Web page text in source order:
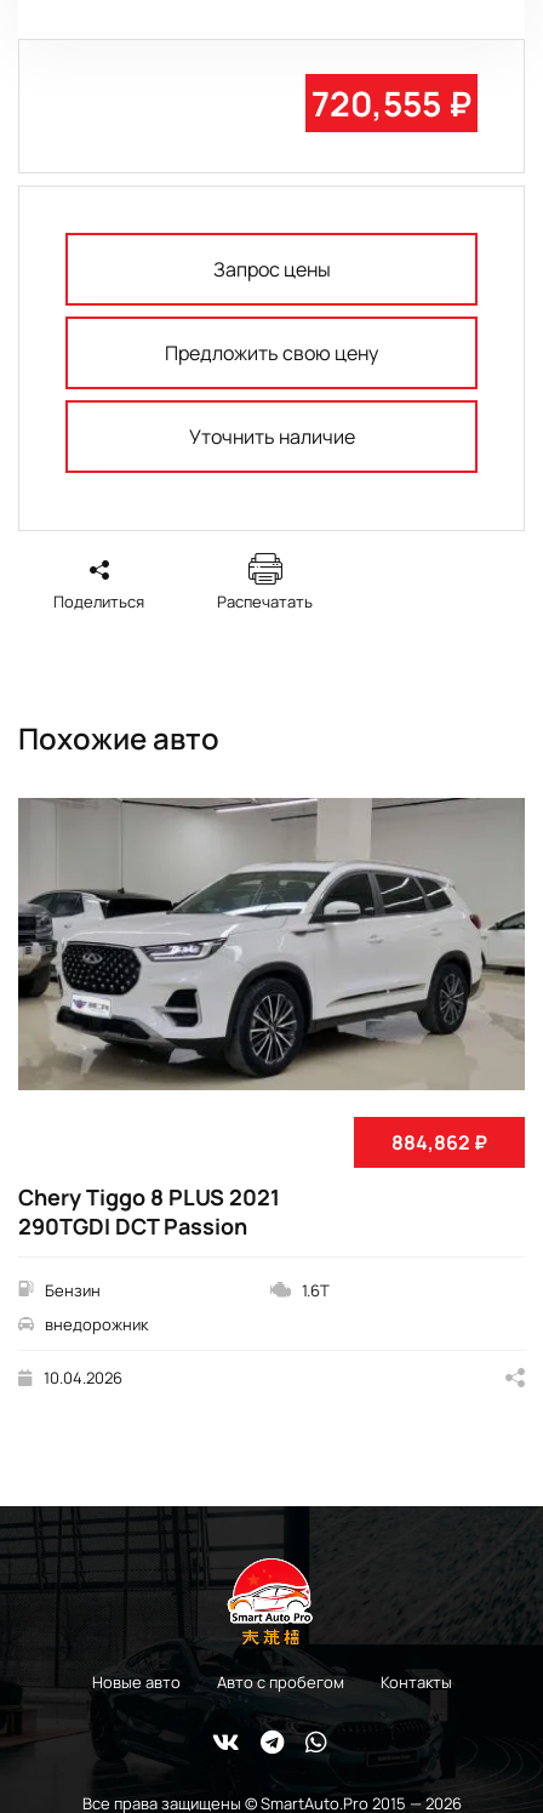
720,555 ₽
Запрос цены
Предложить свою цену
Уточнить наличие
Поделиться Распечатать
Похожие авто
884,862 ₽
Chery Tiggo 8 PLUS 2021
290TGDI DCT Passion
Бензин
1.6T
внедорожник
10.04.2026
Новые авто Авто с пробегом Контакты
Все права защищены © SmartAuto.Pro 2015 — 2026